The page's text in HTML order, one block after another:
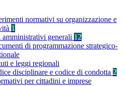
normativi su organizzazione e
1
generali 12
di programmazione strategico-
e leggi regionali
disciplinare e codice di condotta 2
per cittadini e imprese